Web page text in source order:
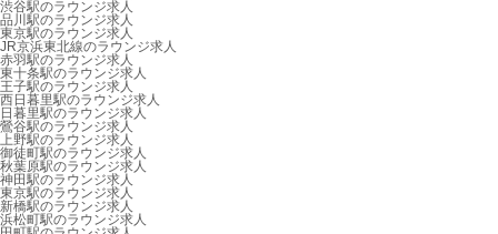
渋谷駅のラウンジ求人
品川駅のラウンジ求人
東京駅のラウンジ求人
JR京浜東北線のラウンジ求人
赤羽駅のラウンジ求人
東十条駅のラウンジ求人
王子駅のラウンジ求人
西日暮里駅のラウンジ求人
日暮里駅のラウンジ求人
鶯谷駅のラウンジ求人
上野駅のラウンジ求人
御徒町駅のラウンジ求人
秋葉原駅のラウンジ求人
神田駅のラウンジ求人
東京駅のラウンジ求人
新橋駅のラウンジ求人
浜松町駅のラウンジ求人